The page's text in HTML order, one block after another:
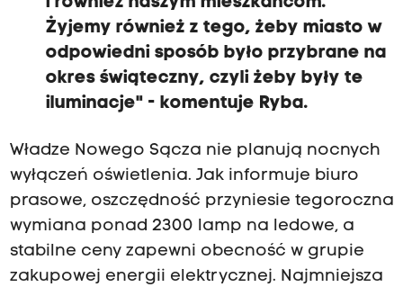
Żyjemy również z tego, żeby miasto w
odpowiedni sposób było przybrane na
okres świąteczny, czyli żeby były te
iluminacje" - komentuje Ryba.
Władze Nowego Sącza nie planują nocnych
wyłączeń oświetlenia. Jak informuje biuro
prasowe, oszczędność przyniesie tegoroczna
wymiana ponad 2300 lamp na ledowe, a
stabilne ceny zapewni obecność w grupie
zakupowej energii elektrycznej. Najmniejsza